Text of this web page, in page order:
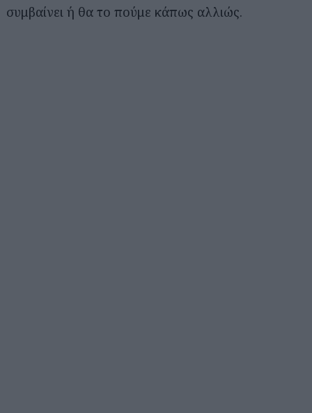
συμβαίνει ή θα το πούμε κάπως αλλιώς.